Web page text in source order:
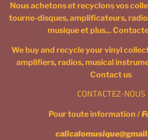
Nous achetons et recyclons vos
tourne-disques, amplificateurs,
musique et plus...
We buy and recycle your vinyl
amplifiers, radios, musical
Contact us
CONTACTEZ-NOUS
Pour toute information /
calicalomusique